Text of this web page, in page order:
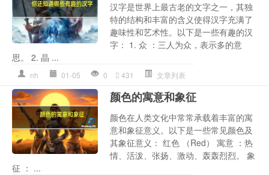
汉字是世界上最古老的文字之一，其独
特的结构和丰富的含义使得汉字充满了
趣味性和艺术性。以下是一些有趣的汉
字： 1. 众 ：三人为众，表示多的意
思。 2. 晶 ...
nh 01-05 0 431 文章列表
颜色的寓意和象征
颜色在人类文化中常常承载着丰富的寓
意和象征意义。以下是一些常见颜色及
其象征意义： 红色 （Red） 寓意 ：热
情、活泼、张扬、激动、轰轰烈烈。 象
征 ： ...